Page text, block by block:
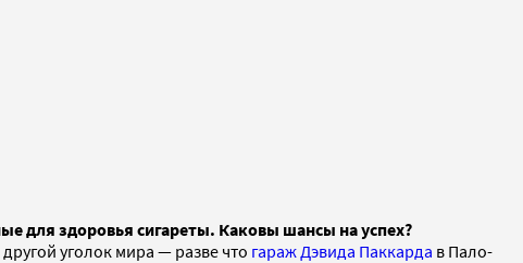
для здоровья сигареты. Каковы шансы на успех?
уголок мира — разве что гараж Дэвида Паккарда в Пало-